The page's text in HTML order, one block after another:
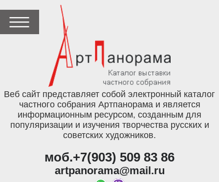
Веб сайт представляет собой электронный каталог
частного собрания Артпанорама и является
информационным ресурсом, созданным для
популяризации и изучения творчества русских и
советских художников.
моб.+7(903) 509 83 86
artpanorama@mail.ru